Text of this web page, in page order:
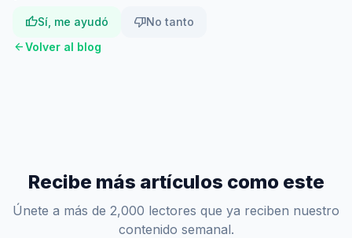
thumb_upSí, me ayudó thumb_downNo tanto
arrow_backVolver al blog
Recibe más artículos como este
Únete a más de 2,000 lectores que ya reciben nuestro
contenido semanal.